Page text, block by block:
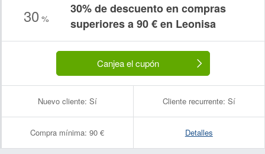
30 %
30% de descuento en compras
superiores a 90 € en Leonisa
Canjea el cupón
Nuevo cliente: Sí Cliente recurrente: Sí
Compra mínima: 90 € Detalles